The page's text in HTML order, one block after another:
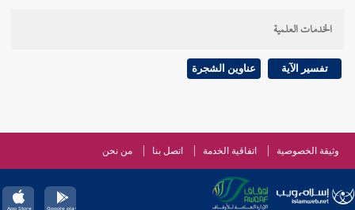
الخدمات العلمية
تفسير الآية عناوين الشجرة
وثيقة الخصوصية اتفاقية الخدمة اتصل بنا من نحن